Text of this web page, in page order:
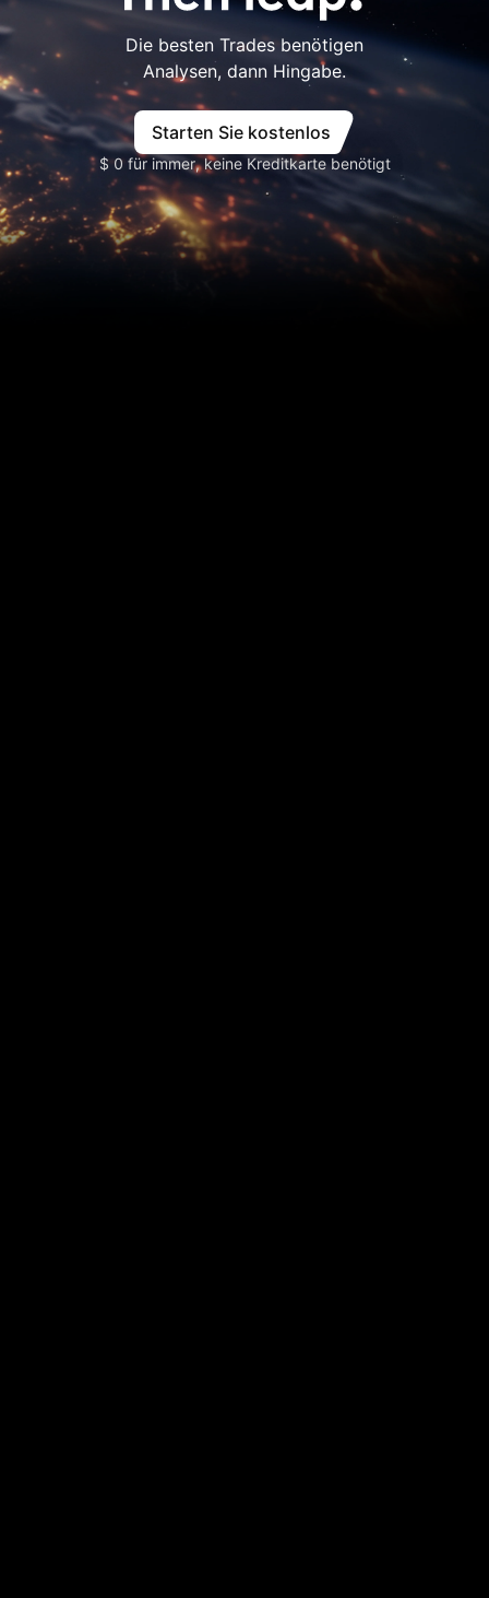
Die besten Trades benötigen
Analysen, dann Hingabe.
Starten Sie kostenlos
$ 0 für immer, keine Kreditkarte benötigt